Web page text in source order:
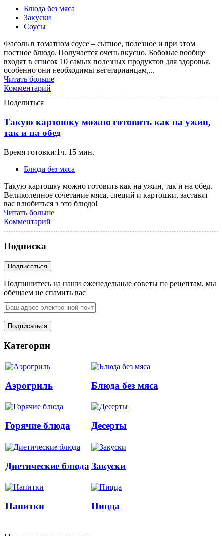
Блюда без мяса
Закуски
Соусы
Фасоль в томатном соусе – сытное, полезное и при этом
постное блюдо. Получается очень вкусно. Бобовые вообще
входят в список 10 самых полезных продуктов для здоровья,
особенно они необходимы вегетарианцам,...
Читать больше
Комментарий
Поделиться
Такую картошку можно готовить как на ужин,
так и на обед
Время готовки:1ч. 15 мин.
Блюда без мяса
Такую картошку можно готовить как на ужин, так и на обед.
Великолепное сочетание мяса, специй и картошки, заставят
вас влюбиться в это блюдо!
Читать больше
Комментарий
Подписка
Подпишитесь на наши еженедельные советы по рецептам, мы
обещаем не спамить вас
Категории
Аэрогриль Блюда без мяса
Горячие блюда Десерты
Диетические блюдаЗакуски
Напитки Пицца